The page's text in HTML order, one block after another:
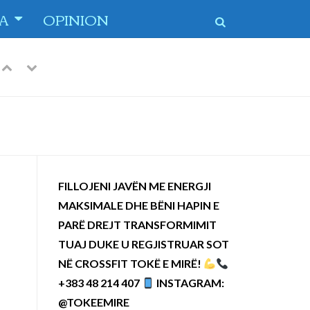
OPINION
PreviousNext
FILLOJENI JAVËN ME ENERGJI
MAKSIMALE DHE BËNI HAPIN E
PARË DREJT TRANSFORMIMIT
TUAJ DUKE U REGJISTRUAR SOT
NË CROSSFIT TOKË E MIRË!
+383 48 214 407
INSTAGRAM:
@TOKEEMIRE